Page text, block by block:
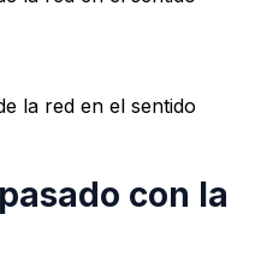
la red en el sentido
con la